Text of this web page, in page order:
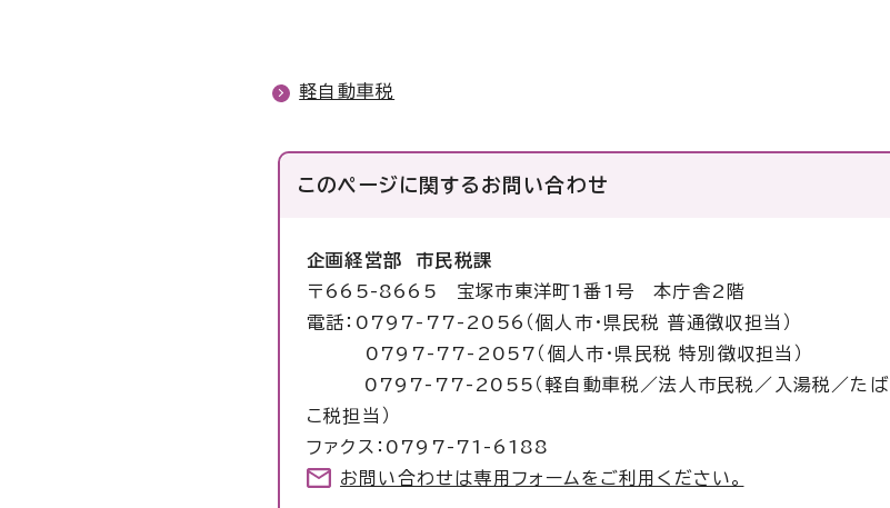
軽自動車税
このページに関する お問い合わせ
企画経営部 市民税課
〒665-8665 宝塚市東洋町1番1号 本庁舎2階
電話：0797-77-2056（個人市・県民税 普通徴収担当）
0797-77-2057（個人市・県民税 特別徴収担当）
0797-77-2055（軽自動車税／法人市民税／入湯税／たば
こ税担当）
ファクス：0797-71-6188
お問い合わせは専用フォームをご利用ください。